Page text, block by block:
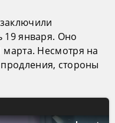
19 января. Оно
Несмотря на
стороны